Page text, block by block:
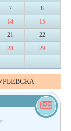
7
8
14
15
21
22
28
29